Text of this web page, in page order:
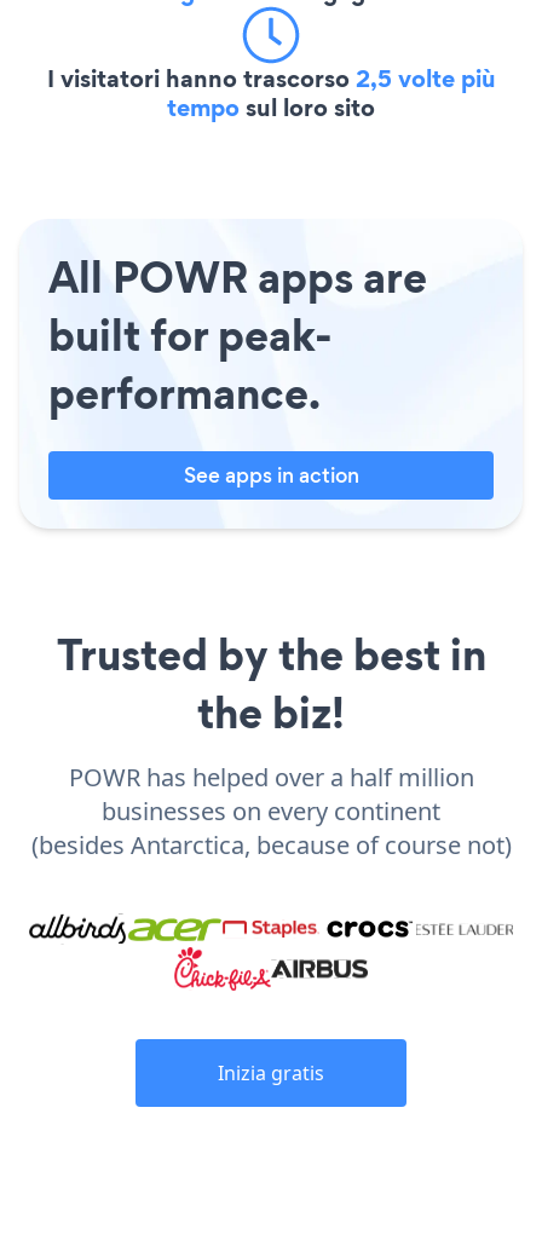
I visitatori hanno trascorso2,5 volte più
temposul loro sito
All POWR apps are
built for peak-
performance.
See apps in action
Trusted by the best in
the biz!
POWR has helped over a half million
businesses on every continent
(besides Antarctica, because of course not)
Inizia gratis